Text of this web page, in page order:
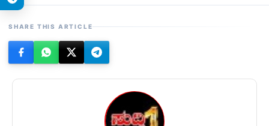
SHARE THIS ARTICLE